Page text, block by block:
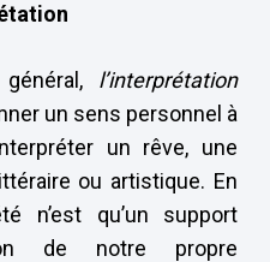
l’interprétation
un sens personnel à
un rêve, une
ou artistique. En
n’est qu’un support
de notre propre